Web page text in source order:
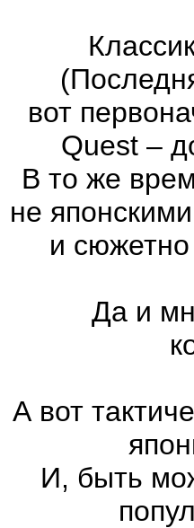
вот
Quest –
В то же
не
и
Да и
А вот
И, быть